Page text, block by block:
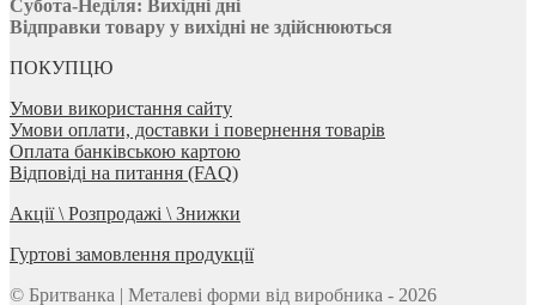
Субота-Неділя: Вихідні дні
Відправки товару у вихідні не здійснюються
ПОКУПЦЮ
Умови використання сайту
Умови оплати, доставки і повернення товарів
Оплата банківською картою
Відповіді на питання (FAQ)
Акції \ Розпродажі \ Знижки
Гуртові замовлення продукції
© Бритванка | Металеві форми від виробника - 2026